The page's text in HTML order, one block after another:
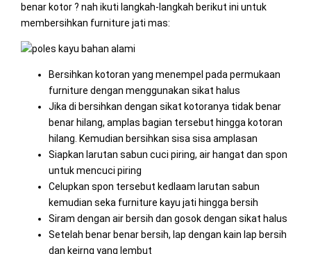
benar kotor ? nah ikuti langkah-langkah berikut ini untuk
membersihkan furniture jati mas:
Bersihkan kotoran yang menempel pada permukaan
furniture dengan menggunakan sikat halus
Jika di bersihkan dengan sikat kotoranya tidak benar
benar hilang, amplas bagian tersebut hingga kotoran
hilang. Kemudian bersihkan sisa sisa amplasan
Siapkan larutan sabun cuci piring, air hangat dan spon
untuk mencuci piring
Celupkan spon tersebut kedlaam larutan sabun
kemudian seka furniture kayu jati hingga bersih
Siram dengan air bersih dan gosok dengan sikat halus
Setelah benar benar bersih, lap dengan kain lap bersih
dan keirng yang lembut